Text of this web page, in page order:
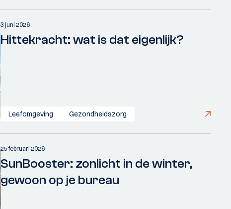
3 juni 2026
Hittekracht: wat is dat eigenlijk?
Leefomgeving Gezondheidszorg
25 februari 2026
SunBooster: zonlicht in de winter,
gewoon op je bureau